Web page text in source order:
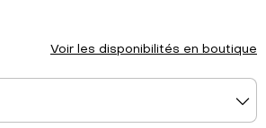
Voir les disponibilités en boutique